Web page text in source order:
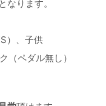
ります。
）、子供
（ペダル無し）